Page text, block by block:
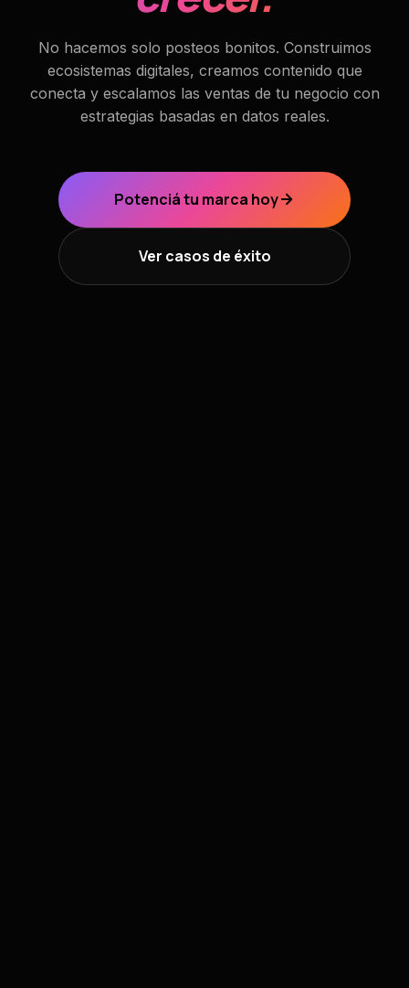
No hacemos solo posteos bonitos. Construimos
ecosistemas digitales, creamos contenido que
conecta y escalamos las ventas de tu negocio con
estrategias basadas en datos reales.
Potenciá tu marca hoy
Ver casos de éxito